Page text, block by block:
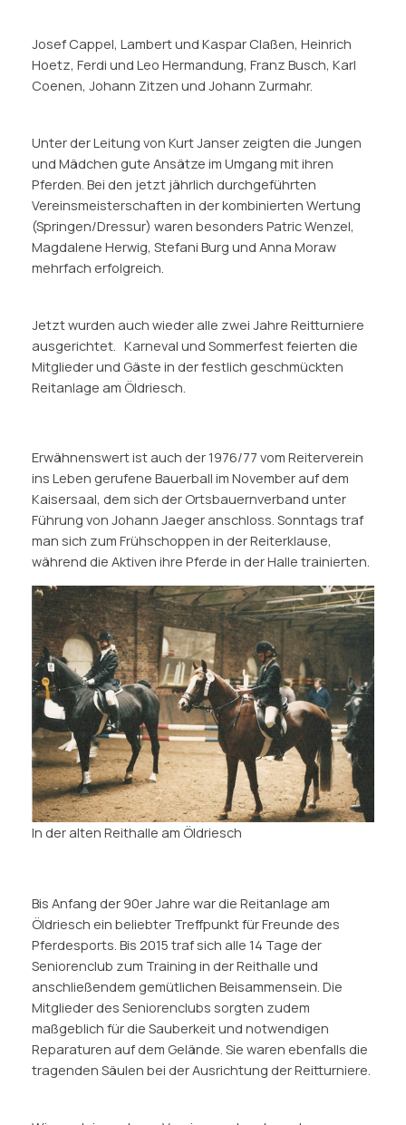
Josef Cappel, Lambert und Kaspar Claßen, Heinrich
Hoetz, Ferdi und Leo Hermandung, Franz Busch, Karl
Coenen, Johann Zitzen und Johann Zurmahr.
Unter der Leitung von Kurt Janser zeigten die Jungen
und Mädchen gute Ansätze im Umgang mit ihren
Pferden. Bei den jetzt jährlich durchgeführten
Vereinsmeisterschaften in der kombinierten Wertung
(Springen/Dressur) waren besonders Patric Wenzel,
Magdalene Herwig, Stefani Burg und Anna Moraw
mehrfach erfolgreich.
Jetzt wurden auch wieder alle zwei Jahre Reitturniere
ausgerichtet. Karneval und Sommerfest feierten die
Mitglieder und Gäste in der festlich geschmückten
Reitanlage am Öldriesch.
Erwähnenswert ist auch der 1976/77 vom Reiterverein
ins Leben gerufene Bauerball im November auf dem
Kaisersaal, dem sich der Ortsbauernverband unter
Führung von Johann Jaeger anschloss. Sonntags traf
man sich zum Frühschoppen in der Reiterklause,
während die Aktiven ihre Pferde in der Halle trainierten.
In der alten Reithalle am Öldriesch
Bis Anfang der 90er Jahre war die Reitanlage am
Öldriesch ein beliebter Treffpunkt für Freunde des
Pferdesports. Bis 2015 traf sich alle 14 Tage der
Seniorenclub zum Training in der Reithalle und
anschließendem gemütlichen Beisammensein. Die
Mitglieder des Seniorenclubs sorgten zudem
maßgeblich für die Sauberkeit und notwendigen
Reparaturen auf dem Gelände. Sie waren ebenfalls die
tragenden Säulen bei der Ausrichtung der Reitturniere.